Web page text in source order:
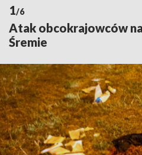
1/6
Atak obcokrajowców
Śremie